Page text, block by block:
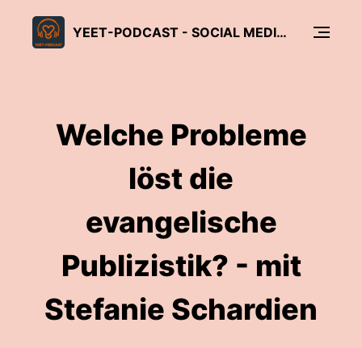
YEET-PODCAST - SOCIAL MEDIA FÜR GLAUBE UND KIRCHE
Welche Probleme
löst die
evangelische
Publizistik? - mit
Stefanie Schardien